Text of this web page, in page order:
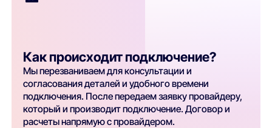
Как происходит подключение?
Мы перезваниваем для консультации и
согласования деталей и удобного времени
подключения. После передаем заявку провайдеру,
который и производит подключение. Договор и
расчеты напрямую с провайдером.